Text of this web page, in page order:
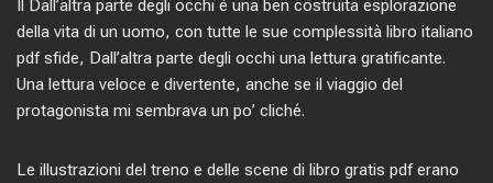
Il Dall’altra parte degli occhi è una ben costruita esplorazione
della vita di un uomo, con tutte le sue complessità libro italiano
pdf sfide, Dall’altra parte degli occhi una lettura gratificante.
Una lettura veloce e divertente, anche se il viaggio del
protagonista mi sembrava un po’ cliché.
Le illustrazioni del treno e delle scene di libro gratis pdf erano